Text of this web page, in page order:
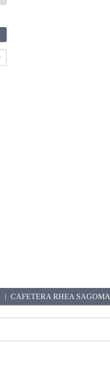
CAFETERA RHEA SAGOMA